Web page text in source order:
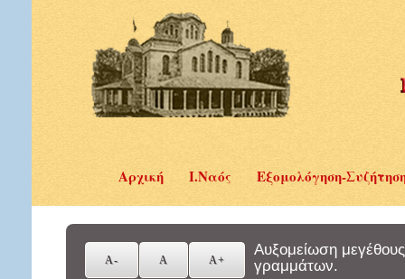
Αρχική Ι.Ναός Εξομολόγηση-
Αυξομείωση μεγέθους
γραμμάτων.